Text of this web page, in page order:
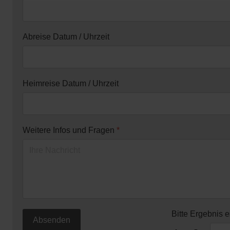
Abreise Datum / Uhrzeit
Heimreise Datum / Uhrzeit
Weitere Infos und Fragen *
Absenden
Bitte Ergebnis